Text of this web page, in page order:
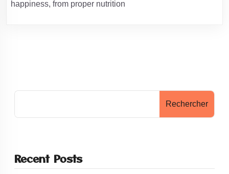
happiness, from proper nutrition
Rechercher
Recent Posts